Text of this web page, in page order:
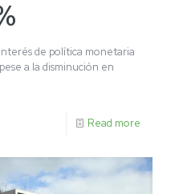
de política monetaria
a la disminución en
Read more